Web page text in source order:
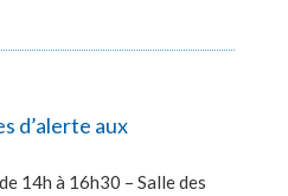
d’alerte aux
14h à 16h30 – Salle des